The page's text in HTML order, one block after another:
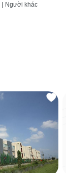
Người khác